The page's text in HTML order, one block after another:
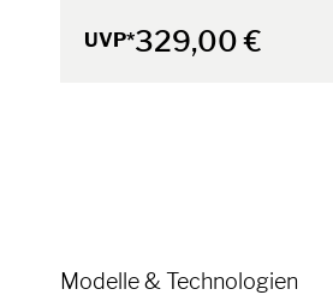
UVP*329,00 €
Modelle & Technologien